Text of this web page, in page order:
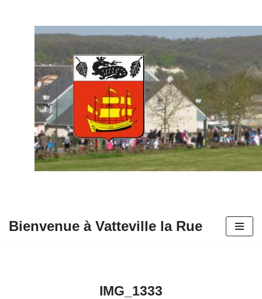
contenu
Bienvenue à Vatteville la Rue
IMG_1333